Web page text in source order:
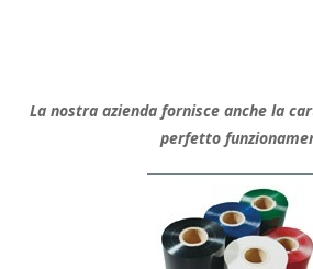
La nostra azienda fornisce anche la
perfetto